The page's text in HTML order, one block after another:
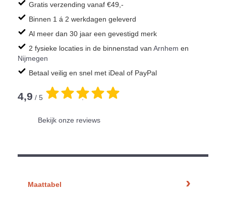
Gratis verzending vanaf €49,-
Binnen 1 á 2 werkdagen geleverd
Al meer dan 30 jaar een gevestigd merk
2 fysieke locaties in de binnenstad van Arnhem en
Nijmegen
Betaal veilig en snel met iDeal of PayPal
4,9 / 5 .
Bekijk onze reviews
Maattabel